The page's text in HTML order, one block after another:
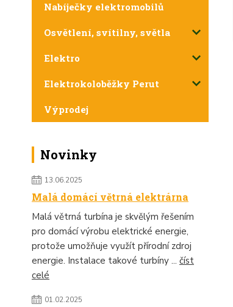
Nabíječky elektromobilů
Osvětlení, svítilny, světla
Elektro
Elektrokoloběžky Perut
Výprodej
Novinky
13.06.2025
Malá domácí větrná elektrárna
Malá větrná turbína je skvělým řešením
pro domácí výrobu elektrické energie,
protože umožňuje využít přírodní zdroj
energie. Instalace takové turbíny ... číst
celé
01.02.2025